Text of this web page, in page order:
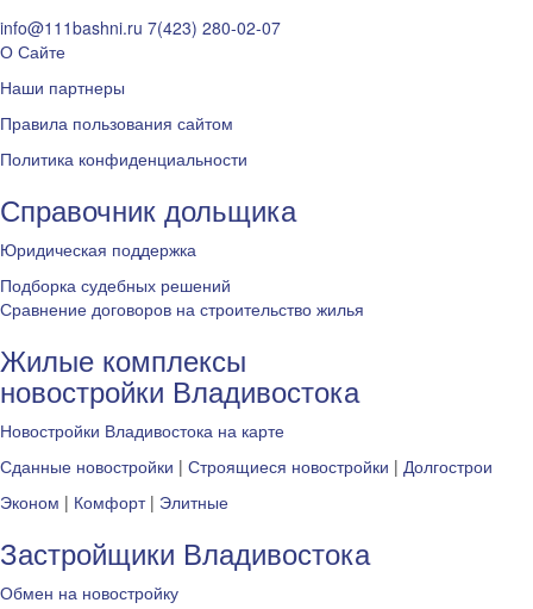
info@111bashni.ru 7(423) 280-02-07
О Сайте
Наши партнеры
Правила пользования сайтом
Политика конфиденциальности
Справочник дольщика
Юридическая поддержка
Подборка судебных решений
Сравнение договоров на строительство жилья
Жилые комплексы
новостройки Владивостока
Новостройки Владивостока на карте
Сданные новостройки | Строящиеся новостройки | Долгострои
Эконом | Комфорт| Элитные
Застройщики Владивостока
Обмен на новостройку